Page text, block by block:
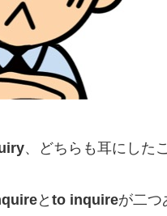
、どちらも耳にした
と to inquireが二つ